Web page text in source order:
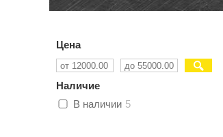
Цена
Наличие
В наличии 5